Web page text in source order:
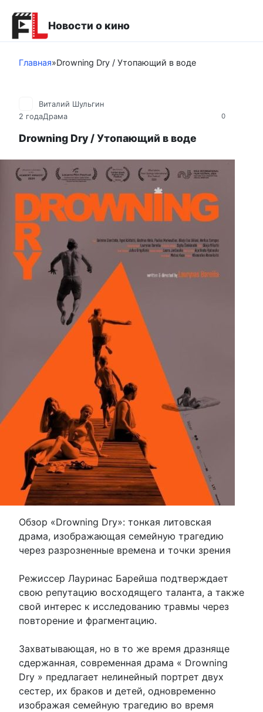
контенту
Новости о кино
Главная»Drowning Dry / Утопающий в воде
0
Виталий Шульгин
2 годаДрама
Drowning Dry / Утопающий в воде
Обзор «Drowning Dry»: тонкая литовская
драма, изображающая семейную трагедию
через разрозненные времена и точки зрения
Режиссер Лауринас Барейша подтверждает
свою репутацию восходящего таланта, а также
свой интерес к исследованию травмы через
повторение и фрагментацию.
Захватывающая, но в то же время дразняще
сдержанная, современная драма « Drowning
Dry » предлагает нелинейный портрет двух
сестер, их браков и детей, одновременно
изображая семейную трагедию во время